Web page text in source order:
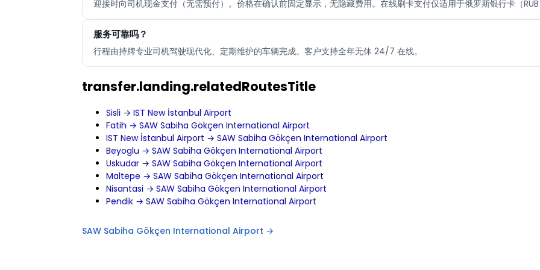
迎接时向司机现金支付（无需预付）。价格在确认前固定显示，无隐藏费用。在线刷卡支付仅适用于俄罗斯银行卡（
服务可靠吗？
行程由持牌专业司机驾驶现代化、定期维护的车辆完成。客户支持全年无休 24/7 在线。
transfer.landing.relatedRoutesTitle
Sisli → IST New İstanbul Airport
Fatih → SAW Sabiha Gökçen International Airport
IST New İstanbul Airport → SAW Sabiha Gökçen International Airport
Beyoglu → SAW Sabiha Gökçen International Airport
Uskudar → SAW Sabiha Gökçen International Airport
Maltepe → SAW Sabiha Gökçen International Airport
Nisantasi → SAW Sabiha Gökçen International Airport
Pendik → SAW Sabiha Gökçen International Airport
SAW Sabiha Gökçen International Airport →